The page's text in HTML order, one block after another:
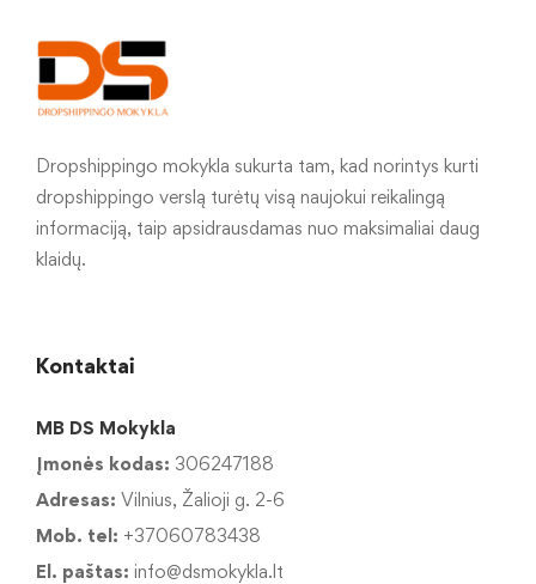
Dropshippingo mokykla sukurta tam, kad norintys kurti
dropshippingo verslą turėtų visą naujokui reikalingą
informaciją, taip apsidrausdamas nuo maksimaliai daug
klaidų.
Kontaktai
MB DS Mokykla
Įmonės kodas: 306247188
Adresas: Vilnius, Žalioji g. 2-6
Mob. tel: +37060783438
El. paštas: info@dsmokykla.lt